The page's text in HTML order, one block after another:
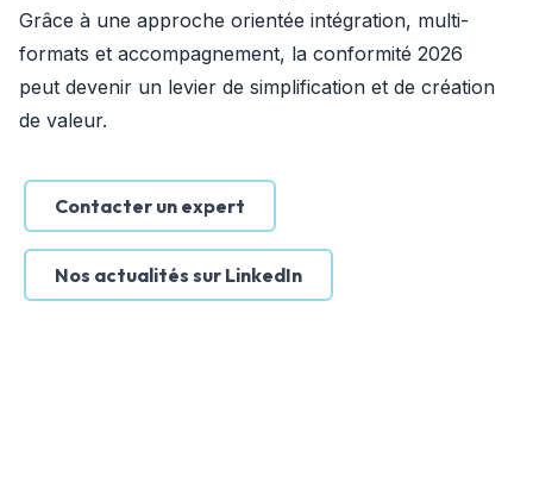
Grâce à une approche orientée intégration, multi-
formats et accompagnement, la conformité 2026
peut devenir un levier de simplification et de création
de valeur.
Contacter un expert
Nos actualités sur LinkedIn